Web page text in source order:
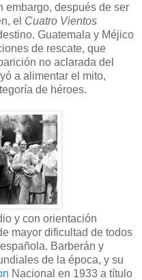
embargo, después de ser
el Cuatro Vientos
Guatemala y Méjico
de rescate, que
no aclarada del
a alimentar el mito,
de héroes.
y con orientación
mayor dificultad de todos
Barberán y
de la época, y su
Nacional en 1933 a título